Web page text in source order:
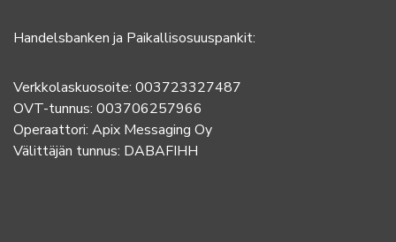
Handelsbanken ja Paikallisosuuspankit:
Verkkolaskuosoite: 003723327487
OVT-tunnus: 003706257966
Operaattori: Apix Messaging Oy
Välittäjän tunnus: DABAFIHH